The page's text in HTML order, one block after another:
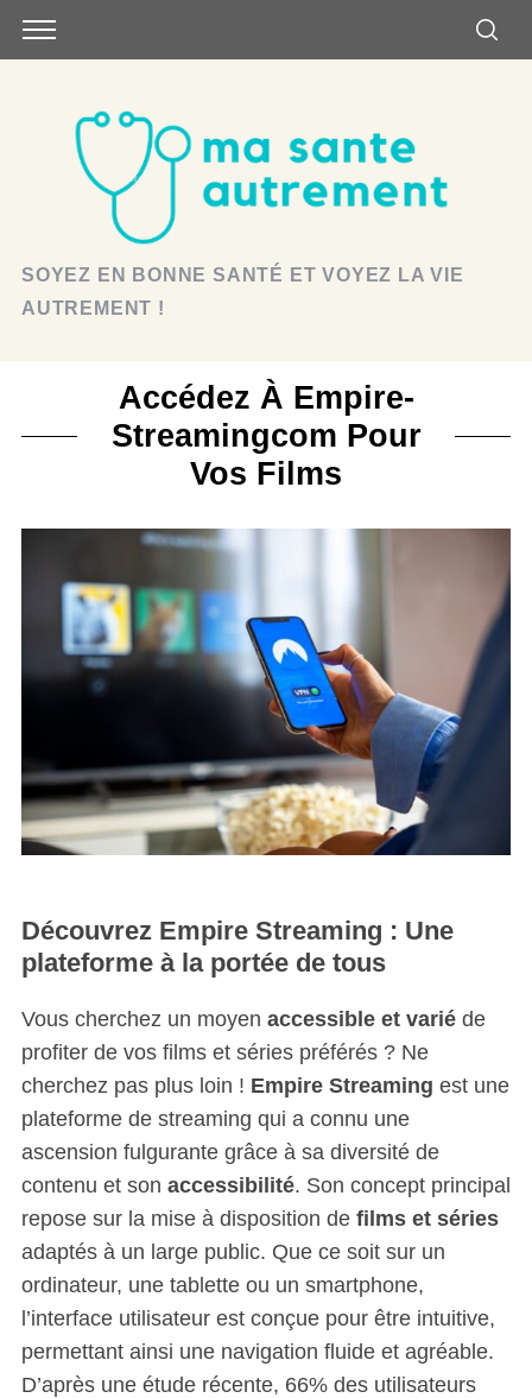
SOYEZ EN BONNE SANTÉ ET VOYEZ LA VIE
AUTREMENT !
Accédez À Empire-
Streamingcom Pour
Vos Films
Découvrez Empire Streaming : Une
plateforme à la portée de tous
Vous cherchez un moyen accessible et variéde
profiter de vos films et séries préférés ? Ne
cherchez pas plus loin ! Empire Streaming est une
plateforme de streaming qui a connu une
ascension fulgurante grâce à sa diversité de
contenu et son accessibilité. Son concept principal
repose sur la mise à disposition de films et séries
adaptés à un large public. Que ce soit sur un
ordinateur, une tablette ou un smartphone,
l’interface utilisateur est conçue pour être intuitive,
permettant ainsi une navigation fluide et agréable.
D’après une étude récente, 66% des utilisateurs